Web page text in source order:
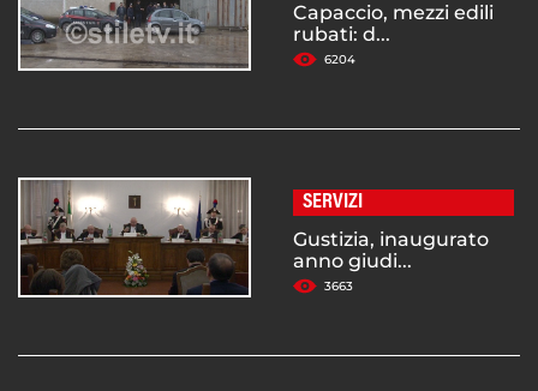
Capaccio, mezzi edili
rubati: d...
6204
SERVIZI
Gustizia, inaugurato
anno giudi...
3663